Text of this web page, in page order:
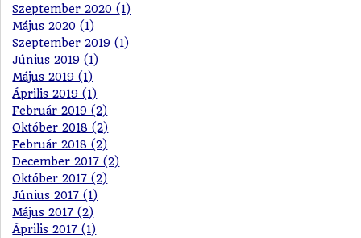
Szeptember 2020 (1)
Május 2020 (1)
Szeptember 2019 (1)
Június 2019 (1)
Május 2019 (1)
Április 2019 (1)
Február 2019 (2)
Október 2018 (2)
Február 2018 (2)
December 2017 (2)
Október 2017 (2)
Június 2017 (1)
Május 2017 (2)
Április 2017 (1)